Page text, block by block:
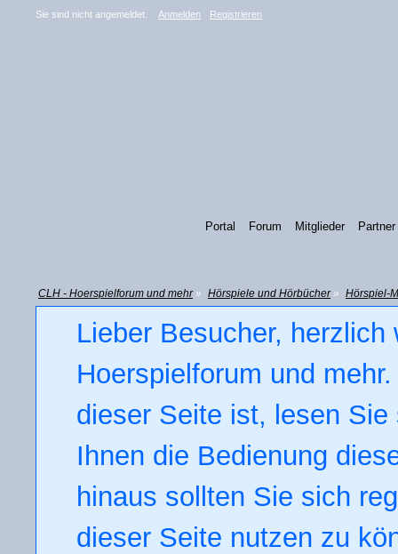
Sie sind nicht angemeldet. Anmelden Registrieren
Portal Forum Mitglieder Partner
CLH - Hoerspielforum und mehr» Hörspiele und Hörbücher» Hörspiel-
Lieber Besucher,
Hoerspielforum und
dieser Seite ist, lesen
Ihnen die Bedienung
hinaus sollten Sie sich
dieser Seite nutzen zu